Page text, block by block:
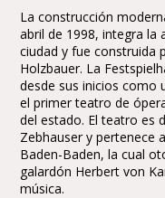
La construcción
abril de 1998, integra la
ciudad y fue construida
Holzbauer. La
desde sus inicios como
el primer teatro de
del estado. El teatro es
Zebhauser y pertenece
Baden-Baden, la cual
galardón Herbert von
música.